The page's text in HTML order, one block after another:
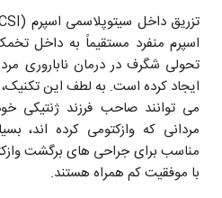
اسپرم منفرد مستقیماً به داخل
تحولی شگرف در درمان ناباروری
ایجاد کرده است. به لطف این تکنیک،
مردانی که وازکتومی کرده‌ اند،
مناسب برای جراحی‌ های برگشت
با موفقیت کم همراه هستند.